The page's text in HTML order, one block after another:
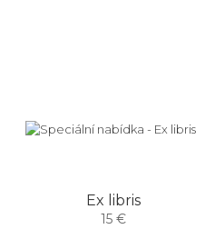
Ex libris
15 €